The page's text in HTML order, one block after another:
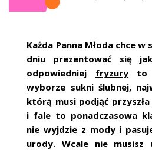
MAGAZYNY
ARCHIWUM
Każda Panna Młoda chce
dniu prezentować się
odpowiedniej fryzuryto
wyborze sukni ślubnej,
którą musi podjąć
i fale to ponadczasowa
nie wyjdzie z mody i
urody. Wcale nie musisz